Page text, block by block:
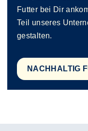
Futter bei Dir
Teil unseres
gestalten.
NACHHALTIG